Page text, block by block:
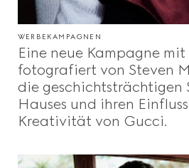
WERBEKAMPAGNEN
Eine neue Kampagne
fotografiert von Steven
die geschichtsträchtigen
Hauses und ihren
Kreativität von Gucci.